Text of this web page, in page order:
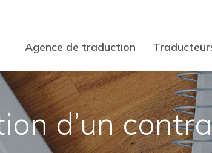
Agence de traduction
d’un